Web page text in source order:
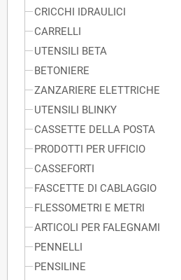
CRICCHI IDRAULICI
CARRELLI
UTENSILI BETA
BETONIERE
ZANZARIERE ELETTRICHE
UTENSILI BLINKY
CASSETTE DELLA POSTA
PRODOTTI PER UFFICIO
CASSEFORTI
FASCETTE DI CABLAGGIO
FLESSOMETRI E METRI
ARTICOLI PER FALEGNAMI
PENNELLI
PENSILINE